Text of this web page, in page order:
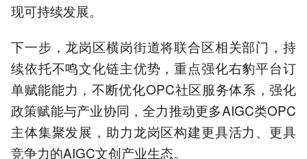
现可持续发展。
下一步，龙岗区横岗街道将联合区相关部门，持
续依托不鸣文化链主优势，重点强化右豹平台订
单赋能能力，不断优化OPC社区服务体系，强化
政策赋能与产业协同，全力推动更多AIGC类OPC
主体集聚发展，助力龙岗区构建更具活力、更具
竞争力的AIGC文创产业生态。